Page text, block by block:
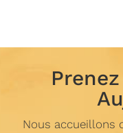
Nous accueillons